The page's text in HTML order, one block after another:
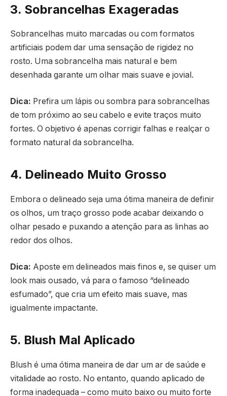
3. Sobrancelhas Exageradas
Sobrancelhas muito marcadas ou com formatos
artificiais podem dar uma sensação de rigidez no
rosto. Uma sobrancelha mais natural e bem
desenhada garante um olhar mais suave e jovial.
Dica: Prefira um lápis ou sombra para sobrancelhas
de tom próximo ao seu cabelo e evite traços muito
fortes. O objetivo é apenas corrigir falhas e realçar o
formato natural da sobrancelha.
4. Delineado Muito Grosso
Embora o delineado seja uma ótima maneira de definir
os olhos, um traço grosso pode acabar deixando o
olhar pesado e puxando a atenção para as linhas ao
redor dos olhos.
Dica: Aposte em delineados mais finos e, se quiser um
look mais ousado, vá para o famoso “delineado
esfumado”, que cria um efeito mais suave, mas
igualmente impactante.
5. Blush Mal Aplicado
Blush é uma ótima maneira de dar um ar de saúde e
vitalidade ao rosto. No entanto, quando aplicado de
forma inadequada – como muito baixo ou muito forte